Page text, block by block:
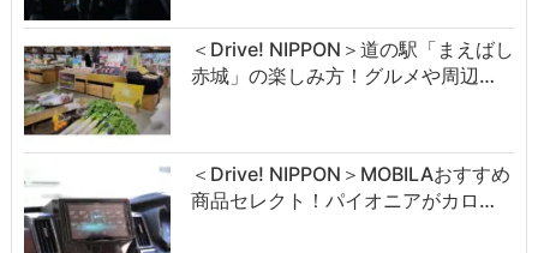
＜Drive! NIPPON＞道の駅「まえばし
赤城」の楽しみ方！グルメや周辺…
＜Drive! NIPPON＞MOBILAおすすめ
商品セレクト！パイオニアがカロ…